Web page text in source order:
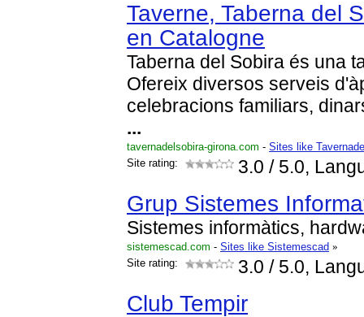
Taverne, Taberna del
en Catalogne
Taberna del Sobira és una
Ofereix diversos serveis
celebracions familiars,
...
tavernadelsobira-girona.com - Sites like
Site rating:
3.0 / 5.0,
Grup Sistemes
Sistemes informàtics,
sistemescad.com - Sites like Sistemescad »
Site rating:
3.0 / 5.0,
Club Tempir